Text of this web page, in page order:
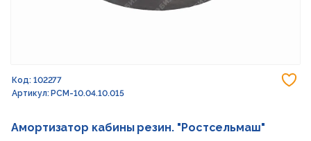
Код: 102277
Артикул: РСМ-10.04.10.015
Амортизатор кабины резин. "Ростсельмаш"